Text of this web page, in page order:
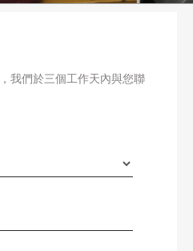
我們於三個工作天內與您聯